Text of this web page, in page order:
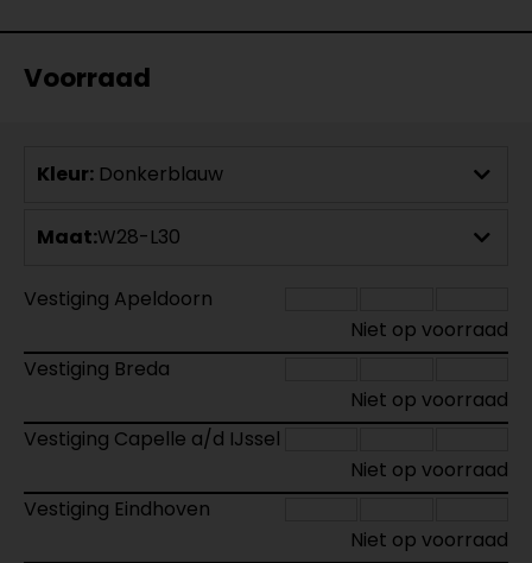
Voorraad
Kleur: Donkerblauw
Maat:W28-L30
Vestiging Apeldoorn
Niet op voorraad
Vestiging Breda
Niet op voorraad
Vestiging Capelle a/d IJssel
Niet op voorraad
Vestiging Eindhoven
Niet op voorraad